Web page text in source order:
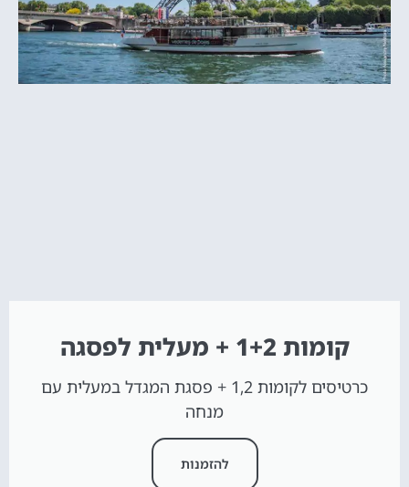
קומות 1+2 + מעלית לפסגה
כרטיסים לקומות 1,2 + פסגת המגדל במעלית עם
מנחה
להזמנות